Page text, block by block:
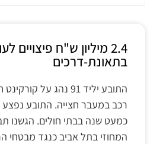
2.4 מיליון ש"ח
בתאונת-דרכים
התובע יליד 91 נהג על
רכב במעבר חצייה. התובע
כמעט שנה בבתי חולים. הגשנו
המחוזי בתל אביב כנגד מבטחי